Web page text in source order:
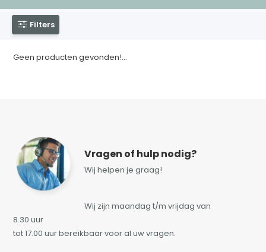
Filters
Geen producten gevonden!...
Vragen of hulp nodig?
Wij helpen je graag!
Wij zijn maandag t/m vrijdag van
8.30 uur
tot 17.00 uur bereikbaar voor al uw vragen.